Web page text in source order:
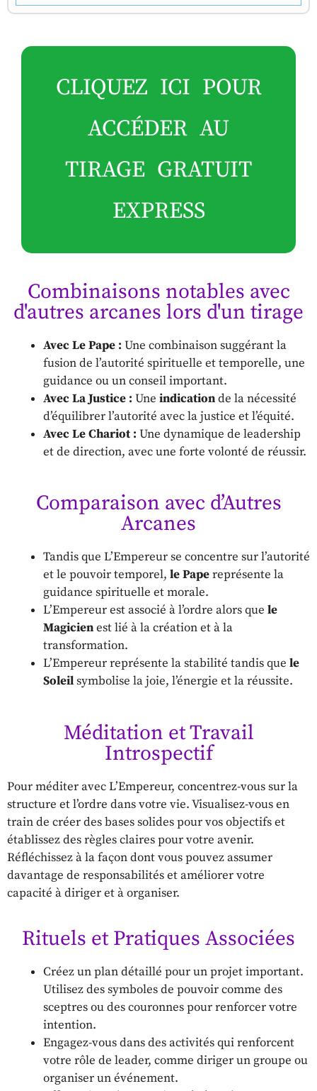
CLIQUEZ ICI POUR
ACCÉDER AU
TIRAGE GRATUIT
EXPRESS
Combinaisons notables avec
d'autres arcanes lors d'un tirage
Avec Le Pape : Une combinaison suggérant la
fusion de l’autorité spirituelle et temporelle, une
guidance ou un conseil important.
Avec La Justice : Une indicationde la nécessité
d’équilibrer l’autorité avec la justice et l’équité.
Avec Le Chariot : Une dynamique de leadership
et de direction, avec une forte volonté de réussir.
Comparaison avec d’Autres
Arcanes
Tandis que L’Empereur se concentre sur l’autorité
et le pouvoir temporel, le Papereprésente la
guidance spirituelle et morale.
L’Empereur est associé à l’ordre alors que le
Magicienest lié à la création et à la
transformation.
L’Empereur représente la stabilité tandis que le
Soleilsymbolise la joie, l’énergie et la réussite.
Méditation et Travail
Introspectif
Pour méditer avec L’Empereur, concentrez-vous sur la
structure et l’ordre dans votre vie. Visualisez-vous en
train de créer des bases solides pour vos objectifs et
établissez des règles claires pour votre avenir.
Réfléchissez à la façon dont vous pouvez assumer
davantage de responsabilités et améliorer votre
capacité à diriger et à organiser.
Rituels et Pratiques Associées
Créez un plan détaillé pour un projet important.
Utilisez des symboles de pouvoir comme des
sceptres ou des couronnes pour renforcer votre
intention.
Engagez-vous dans des activités qui renforcent
votre rôle de leader, comme diriger un groupe ou
organiser un événement.